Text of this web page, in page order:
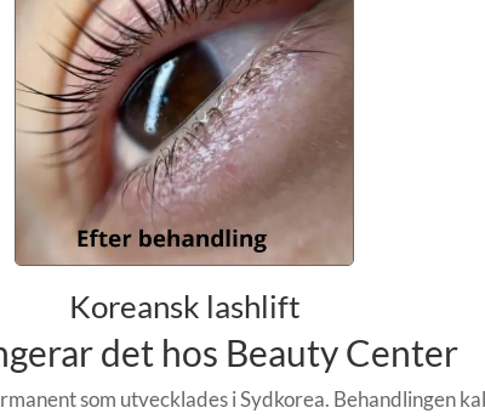
Koreansk lashlift
det hos Beauty Center
som utvecklades i Sydkorea. Behandlingen